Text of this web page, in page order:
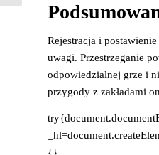
Rejestracja i
uwagi. Przestrzeganie
odpowiedzialnej grze i
przygody z zakładami
{}